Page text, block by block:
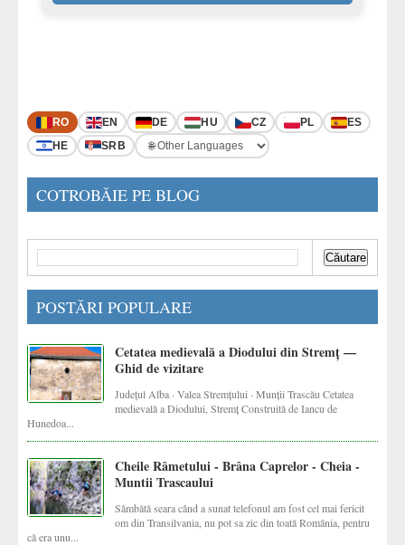
RO EN DE HU CZ PL
ES
HE
SRB
COTROBĂIE PE BLOG
POSTĂRI POPULARE
Cetatea medievală a Diodului din Stremț —
Ghid de vizitare
Județul Alba · Valea Stremțului · Munții Trascău Cetatea
medievală a Diodului, Stremț Construită de Iancu de
Hunedoa...
Cheile Râmetului - Brâna Caprelor - Cheia -
Muntii Trascaului
Sâmbătă seara când a sunat telefonul am fost cel mai fericit
om din Transilvania, nu pot sa zic din toată România, pentru
că era unu...